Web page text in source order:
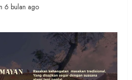
6 bulan ago